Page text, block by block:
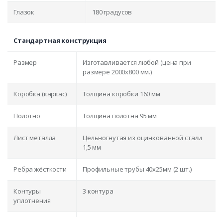
Глазок 180 градусов
Стандартная конструкция
Размер
Изготавливается любой (цена при
размере 2000x800 мм.)
Коробка (каркас) Толщина коробки 160 мм
Полотно Толщина полотна 95 мм
Лист металла
Цельногнутая из оцинкованной стали
1,5 мм
Ребра жёсткости Профильные трубы 40х25мм (2 шт.)
Контуры
уплотнения
3 контура